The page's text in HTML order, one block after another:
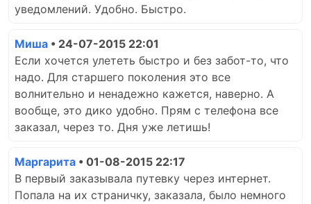
уведомлений. Удобно. Быстро.
Миша • 24-07-2015 22:01
Если хочется улететь быстро и без забот-то, что
надо. Для старшего поколения это все
волнительно и ненадежно кажется, наверно. А
вообще, это дико удобно. Прям с телефона все
заказал, через то. Дня уже летишь!
Маргарита • 01-08-2015 22:17
В первый заказывала путевку через интернет.
Попала на их страничку, заказала, было немного